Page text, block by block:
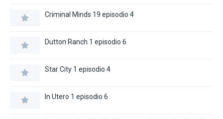
Criminal Minds 19 episodio 4
Dutton Ranch 1 episodio 6
Star City 1 episodio 4
In Utero 1 episodio 6